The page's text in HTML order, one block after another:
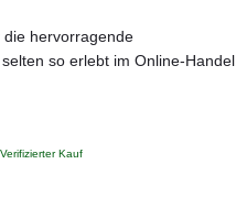
die hervorragende
so erlebt im Online-Handel.
Verifizierter Kauf